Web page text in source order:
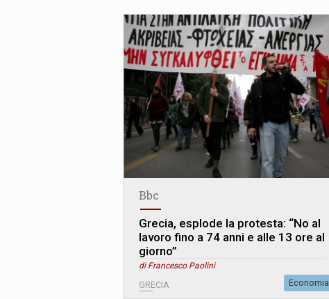
Bbc
Grecia, esplode la protesta: “No al
lavoro fino a 74 anni e alle 13 ore al
giorno”
di Francesco Paolini
GRECIA Economia